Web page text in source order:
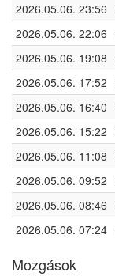
2026.05.06. 23:56
2026.05.06. 22:06
2026.05.06. 19:08
2026.05.06. 17:52
2026.05.06. 16:40
2026.05.06. 15:22
2026.05.06. 11:08
2026.05.06. 09:52
2026.05.06. 08:46
2026.05.06. 07:24
Mozgások